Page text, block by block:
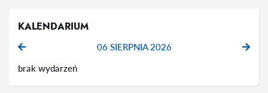
KALENDARIUM
06 SIERPNIA 2026
brak wydarzeń